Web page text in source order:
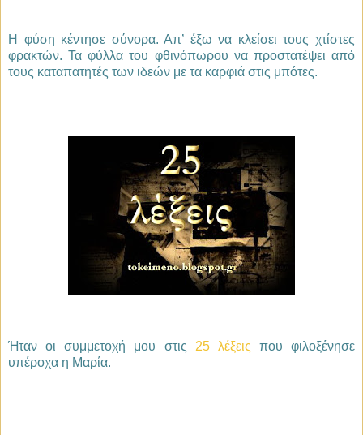
Η φύση κέντησε σύνορα. Απ’ έξω να κλείσει τους χτίστες
φρακτών. Τα φύλλα του φθινόπωρου να προστατέψει από
τους καταπατητές των ιδεών με τα καρφιά στις μπότες.
Ήταν οι συμμετοχή μου στις 25 λέξεις που φιλοξένησε
υπέροχα η Μαρία.